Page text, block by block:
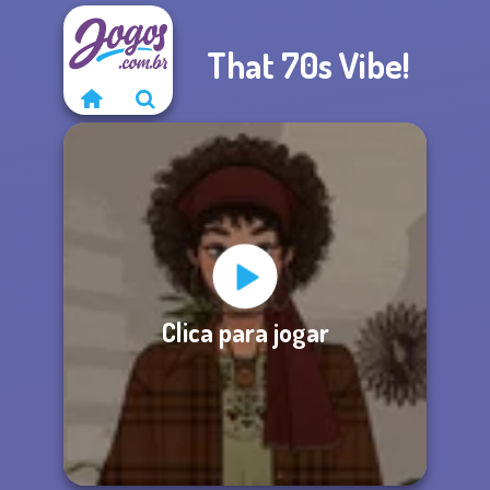
That 70s Vibe!
Clica para jogar